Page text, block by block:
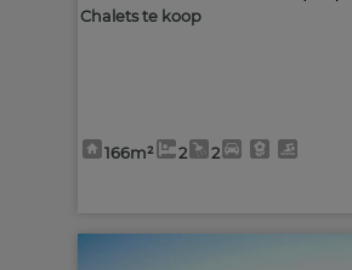
Chalets te koop
166m² 2 2